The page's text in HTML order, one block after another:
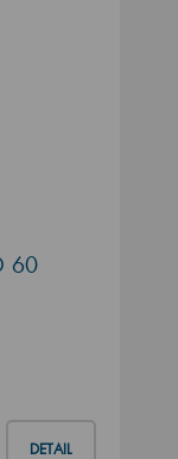
60
DETAIL